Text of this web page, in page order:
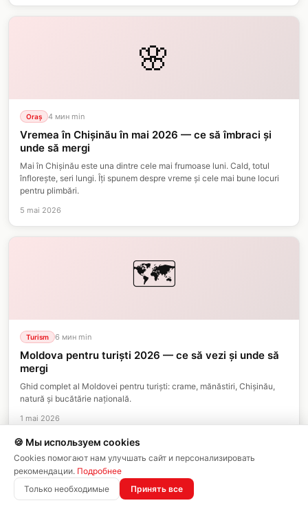
🌸
Oraș 4 мин min
Vremea în Chișinău în mai 2026 — ce să îmbraci și
unde să mergi
Mai în Chișinău este una dintre cele mai frumoase luni. Cald, totul
înflorește, seri lungi. Îți spunem despre vreme și cele mai bune locuri
pentru plimbări.
5 mai 2026
🗺️
Turism 6 мин min
Moldova pentru turiști 2026 — ce să vezi și unde să
mergi
Ghid complet al Moldovei pentru turiști: crame, mănăstiri, Chișinău,
natură și bucătărie națională.
1 mai 2026
✂️
🍪 Мы используем cookies
Cookies помогают нам улучшать сайт и персонализировать
рекомендации. Подробнее
Только необходимые
Принять все